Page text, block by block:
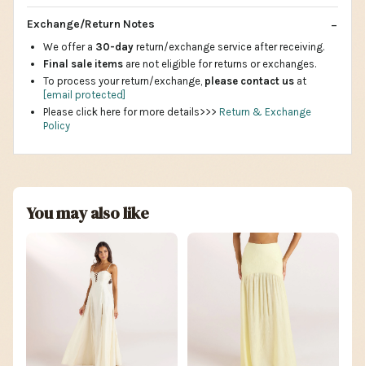
Exchange/Return Notes
We offer a 30-day return/exchange service after receiving.
Final sale items are not eligible for returns or exchanges.
To process your return/exchange, please contact us at
[email protected]
Please click here for more details>>> Return & Exchange
Policy
You may also like